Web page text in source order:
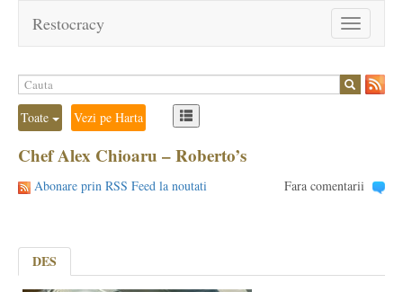
Toggle
navigation
Restocracy
Toate Vezi pe Harta
Chef Alex Chioaru – Roberto’s
Abonare prin RSS Feed la noutati Fara comentarii
DES